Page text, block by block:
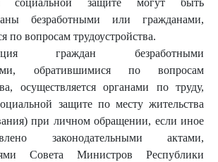
социальной защите могут быть
безработными или гражданами,
по вопросам трудоустройства.
граждан безработными
обратившимися по вопросам
осуществляется органами по труду,
защите по месту жительства
при личном обращении, если иное
законодательными актами,
Совета Министров Республики